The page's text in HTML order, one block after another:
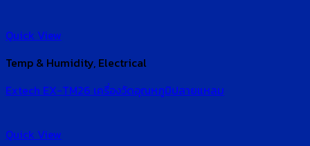
Quick View
Temp & Humidity, Electrical
Extech EX-TM26 เครื่องวัดอุณหภูมิปลายแหลม
Quick View